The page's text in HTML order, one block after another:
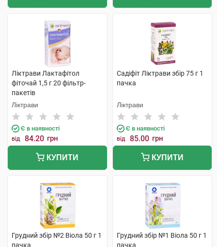
Ліктрави Лактафітол
фіточай 1,5 г 20 фільтр-
пакетів
Ліктрави
Є в наявності
від 84.20 грн
КУПИТИ
Садіфіт Ліктрави збір 75 г 1
пачка
Ліктрави
Є в наявності
від 85.00 грн
КУПИТИ
Грудний збір №2 Віола 50 г 1
пачка
Грудний збір №1 Віола 50 г 1
пачка